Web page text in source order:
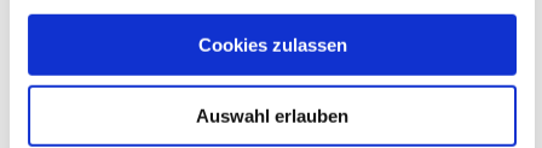
Cookies zulassen
Auswahl erlauben